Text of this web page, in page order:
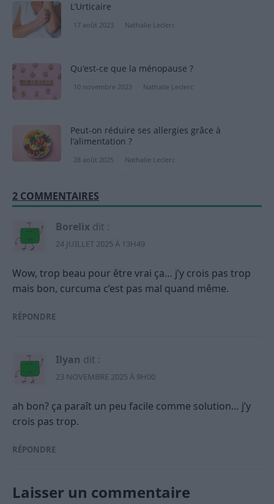
L’Urticaire
17 août 2023 Nathalie Leclerc
Qu’est-ce que la ménopause ?
10 novembre 2023 Nathalie Leclerc
Peut-on réduire ses allergies grâce à
l’alimentation ?
28 août 2025 Nathalie Leclerc
2 COMMENTAIRES
Borelix dit :
24 JUILLET 2025 À 13H49
Wow, trop beau pour être vrai ça… j’y crois pas trop
mais bon, curcuma c’est pas mal quand même.
RÉPONDRE
Ilyan dit :
23 NOVEMBRE 2025 À 9H00
ah bon? ça paraît un peu facile comme solution… j’y
crois pas trop.
RÉPONDRE
Laisser un commentaire